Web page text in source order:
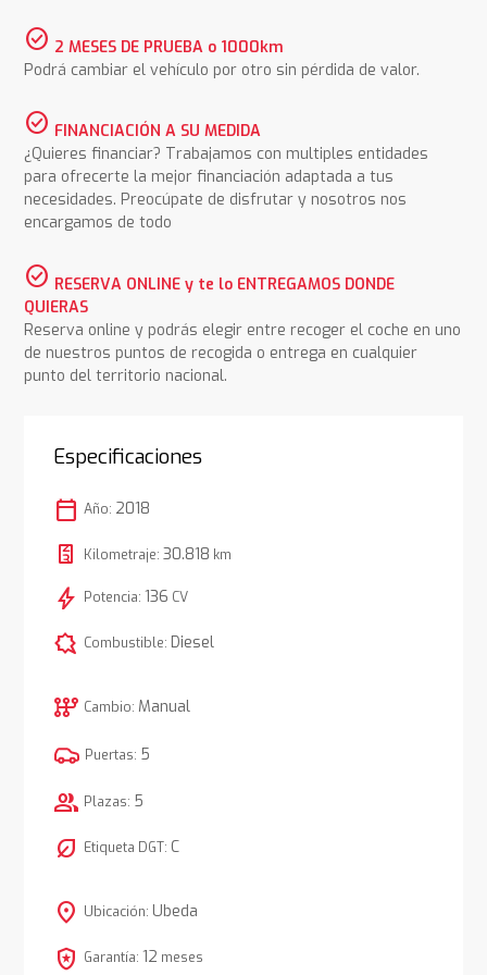
check_circle 2 MESES DE PRUEBA o 1000km
Podrá cambiar el vehículo por otro sin pérdida de valor.
check_circle FINANCIACIÓN A SU MEDIDA
¿Quieres financiar? Trabajamos con multiples entidades
para ofrecerte la mejor financiación adaptada a tus
necesidades. Preocúpate de disfrutar y nosotros nos
encargamos de todo
check_circle RESERVA ONLINE y te lo ENTREGAMOS DONDE
QUIERAS
Reserva online y podrás elegir entre recoger el coche en uno
de nuestros puntos de recogida o entrega en cualquier
punto del territorio nacional.
Especificaciones
calendar_today Año: 2018
Kilometraje: 30.818 km
bolt Potencia: 136 CV
comic_bubble Combustible: Diesel
auto_transmission Cambio: Manual
Puertas: 5
group Plazas: 5
nest_eco_leaf Etiqueta DGT: C
location_on Ubicación: Ubeda
local_police Garantía: 12 meses